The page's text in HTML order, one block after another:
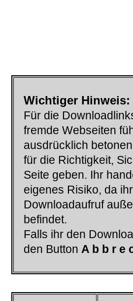
Wichtiger Hinweis:
Für die
fremde Webseiten
ausdrücklich
für die Richtigkeit,
Seite geben. Ihr
eigenes Risiko, da
Downloadaufruf
befindet.
Falls ihr den
den Button A b b r e